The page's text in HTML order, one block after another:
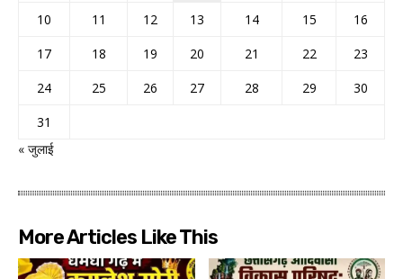
10
11 12 13 14 15
16
17
18 19 20 21 22
23
24
25 26 27 28 29
30
31
« जुलाई
More Articles Like This